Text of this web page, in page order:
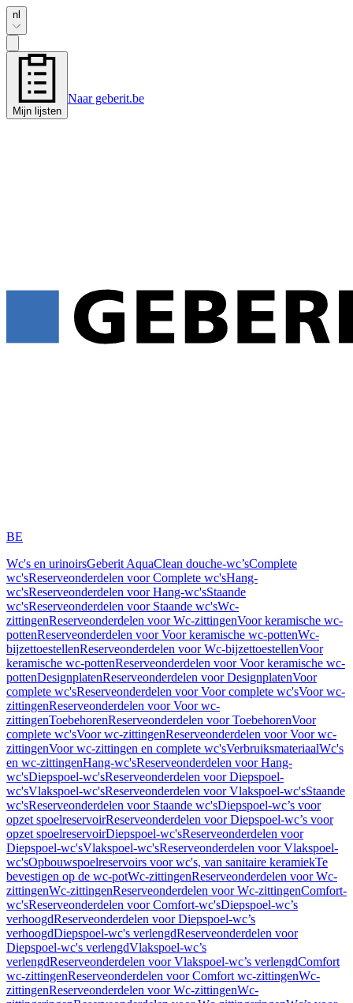
nl
Mijn lijsten
Naar geberit.be
BE
Wc's en urinoirsGeberit AquaClean douche-wc’sComplete
wc'sReserveonderdelen voor Complete wc'sHang-
wc'sReserveonderdelen voor Hang-wc'sStaande
wc'sReserveonderdelen voor Staande wc'sWc-
zittingenReserveonderdelen voor Wc-zittingenVoor keramische wc-
pottenReserveonderdelen voor Voor keramische wc-pottenWc-
bijzettoestellenReserveonderdelen voor Wc-bijzettoestellenVoor
keramische wc-pottenReserveonderdelen voor Voor keramische wc-
pottenDesignplatenReserveonderdelen voor DesignplatenVoor
complete wc'sReserveonderdelen voor Voor complete wc'sVoor wc-
zittingenReserveonderdelen voor Voor wc-
zittingenToebehorenReserveonderdelen voor ToebehorenVoor
complete wc'sVoor wc-zittingenReserveonderdelen voor Voor wc-
zittingenVoor wc-zittingen en complete wc'sVerbruiksmateriaalWc's
en wc-zittingenHang-wc'sReserveonderdelen voor Hang-
wc'sDiepspoel-wc'sReserveonderdelen voor Diepspoel-
wc'sVlakspoel-wc'sReserveonderdelen voor Vlakspoel-wc'sStaande
wc'sReserveonderdelen voor Staande wc'sDiepspoel-wc’s voor
opzet spoelreservoirReserveonderdelen voor Diepspoel-wc’s voor
opzet spoelreservoirDiepspoel-wc'sReserveonderdelen voor
Diepspoel-wc'sVlakspoel-wc'sReserveonderdelen voor Vlakspoel-
wc'sOpbouwspoelreservoirs voor wc's, van sanitaire keramiekTe
bevestigen op de wc-potWc-zittingenReserveonderdelen voor Wc-
zittingenWc-zittingenReserveonderdelen voor Wc-zittingenComfort-
wc'sReserveonderdelen voor Comfort-wc'sDiepspoel-wc’s
verhoogdReserveonderdelen voor Diepspoel-wc’s
verhoogdDiepspoel-wc's verlengdReserveonderdelen voor
Diepspoel-wc's verlengdVlakspoel-wc’s
verlengdReserveonderdelen voor Vlakspoel-wc’s verlengdComfort
wc-zittingenReserveonderdelen voor Comfort wc-zittingenWc-
zittingenReserveonderdelen voor Wc-zittingenWc-